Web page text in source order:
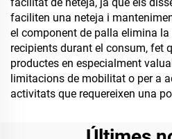
faciliten una neteja i
el component de palla elimina
recipients durant el consum, fet
productes en especialment
limitacions de mobilitat o per a
activitats que requereixen una